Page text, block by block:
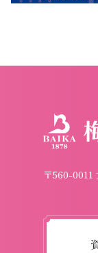
〒560-0011